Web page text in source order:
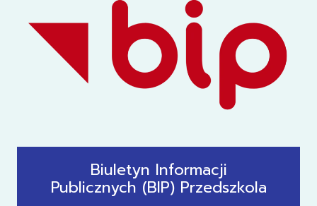
Biuletyn Informacji
Publicznych (BIP) Przedszkola